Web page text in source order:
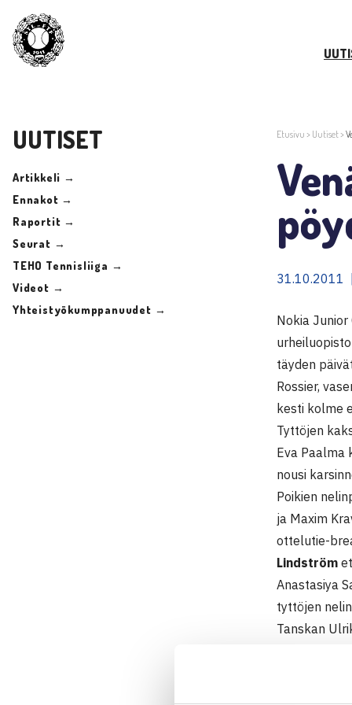
UUTISET
Artikkeli →
Ennakot →
Raportit →
Seurat →
TEHO Tennisliiga →
Videot →
Yhteistyökumppanuudet →
Etusivu > Uutiset>
31.10.2011
Nokia
täyden
Rossier,
kesti kolme
Tyttöjen
Eva Paalma
nousi
Poikien
ja Maxim
ottelutie-
Lindström
Anastasiya
tyttöjen
Tanskan